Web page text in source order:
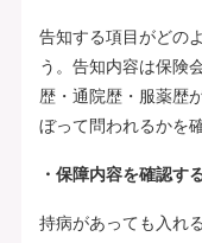
告知する項目がどの
う。告知内容は保険
歴・通院歴・服薬歴
ぼって問われるかを
・保障内容を確認す
持病があっても入れ